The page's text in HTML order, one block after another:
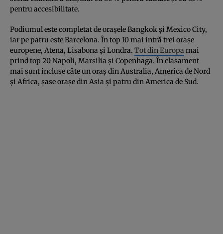
pentru accesibilitate.
Podiumul este completat de orașele Bangkok și Mexico City,
iar pe patru este Barcelona. În top 10 mai intră trei orașe
europene, Atena, Lisabona și Londra. Tot din Europa mai
prind top 20 Napoli, Marsilia și Copenhaga. În clasament
mai sunt incluse câte un oraș din Australia, America de Nord
și Africa, șase orașe din Asia și patru din America de Sud.